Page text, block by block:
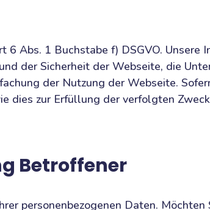
Abs. 1 Buchstabe f) DSGVO. Unsere
der Sicherheit der Webseite, die
der Nutzung der Webseite.
dies zur Erfüllung der verfolgten
Betroffener
personenbezogenen Daten. Möchten